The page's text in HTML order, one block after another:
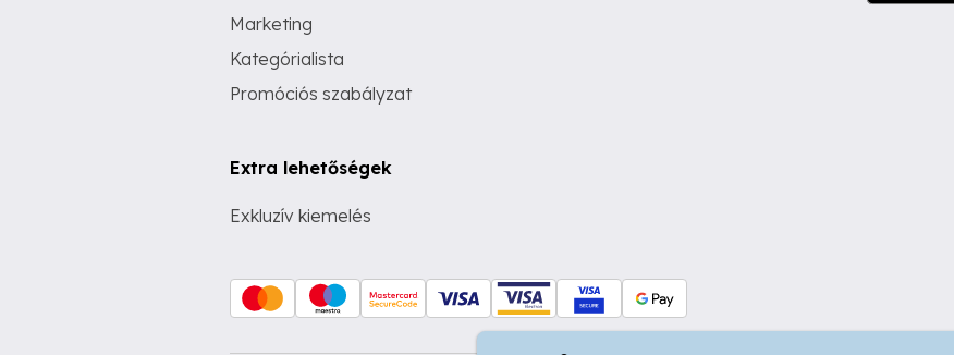
Marketing
Kategórialista
Promóciós szabályzat
Extra lehetőségek
Exkluzív kiemelés